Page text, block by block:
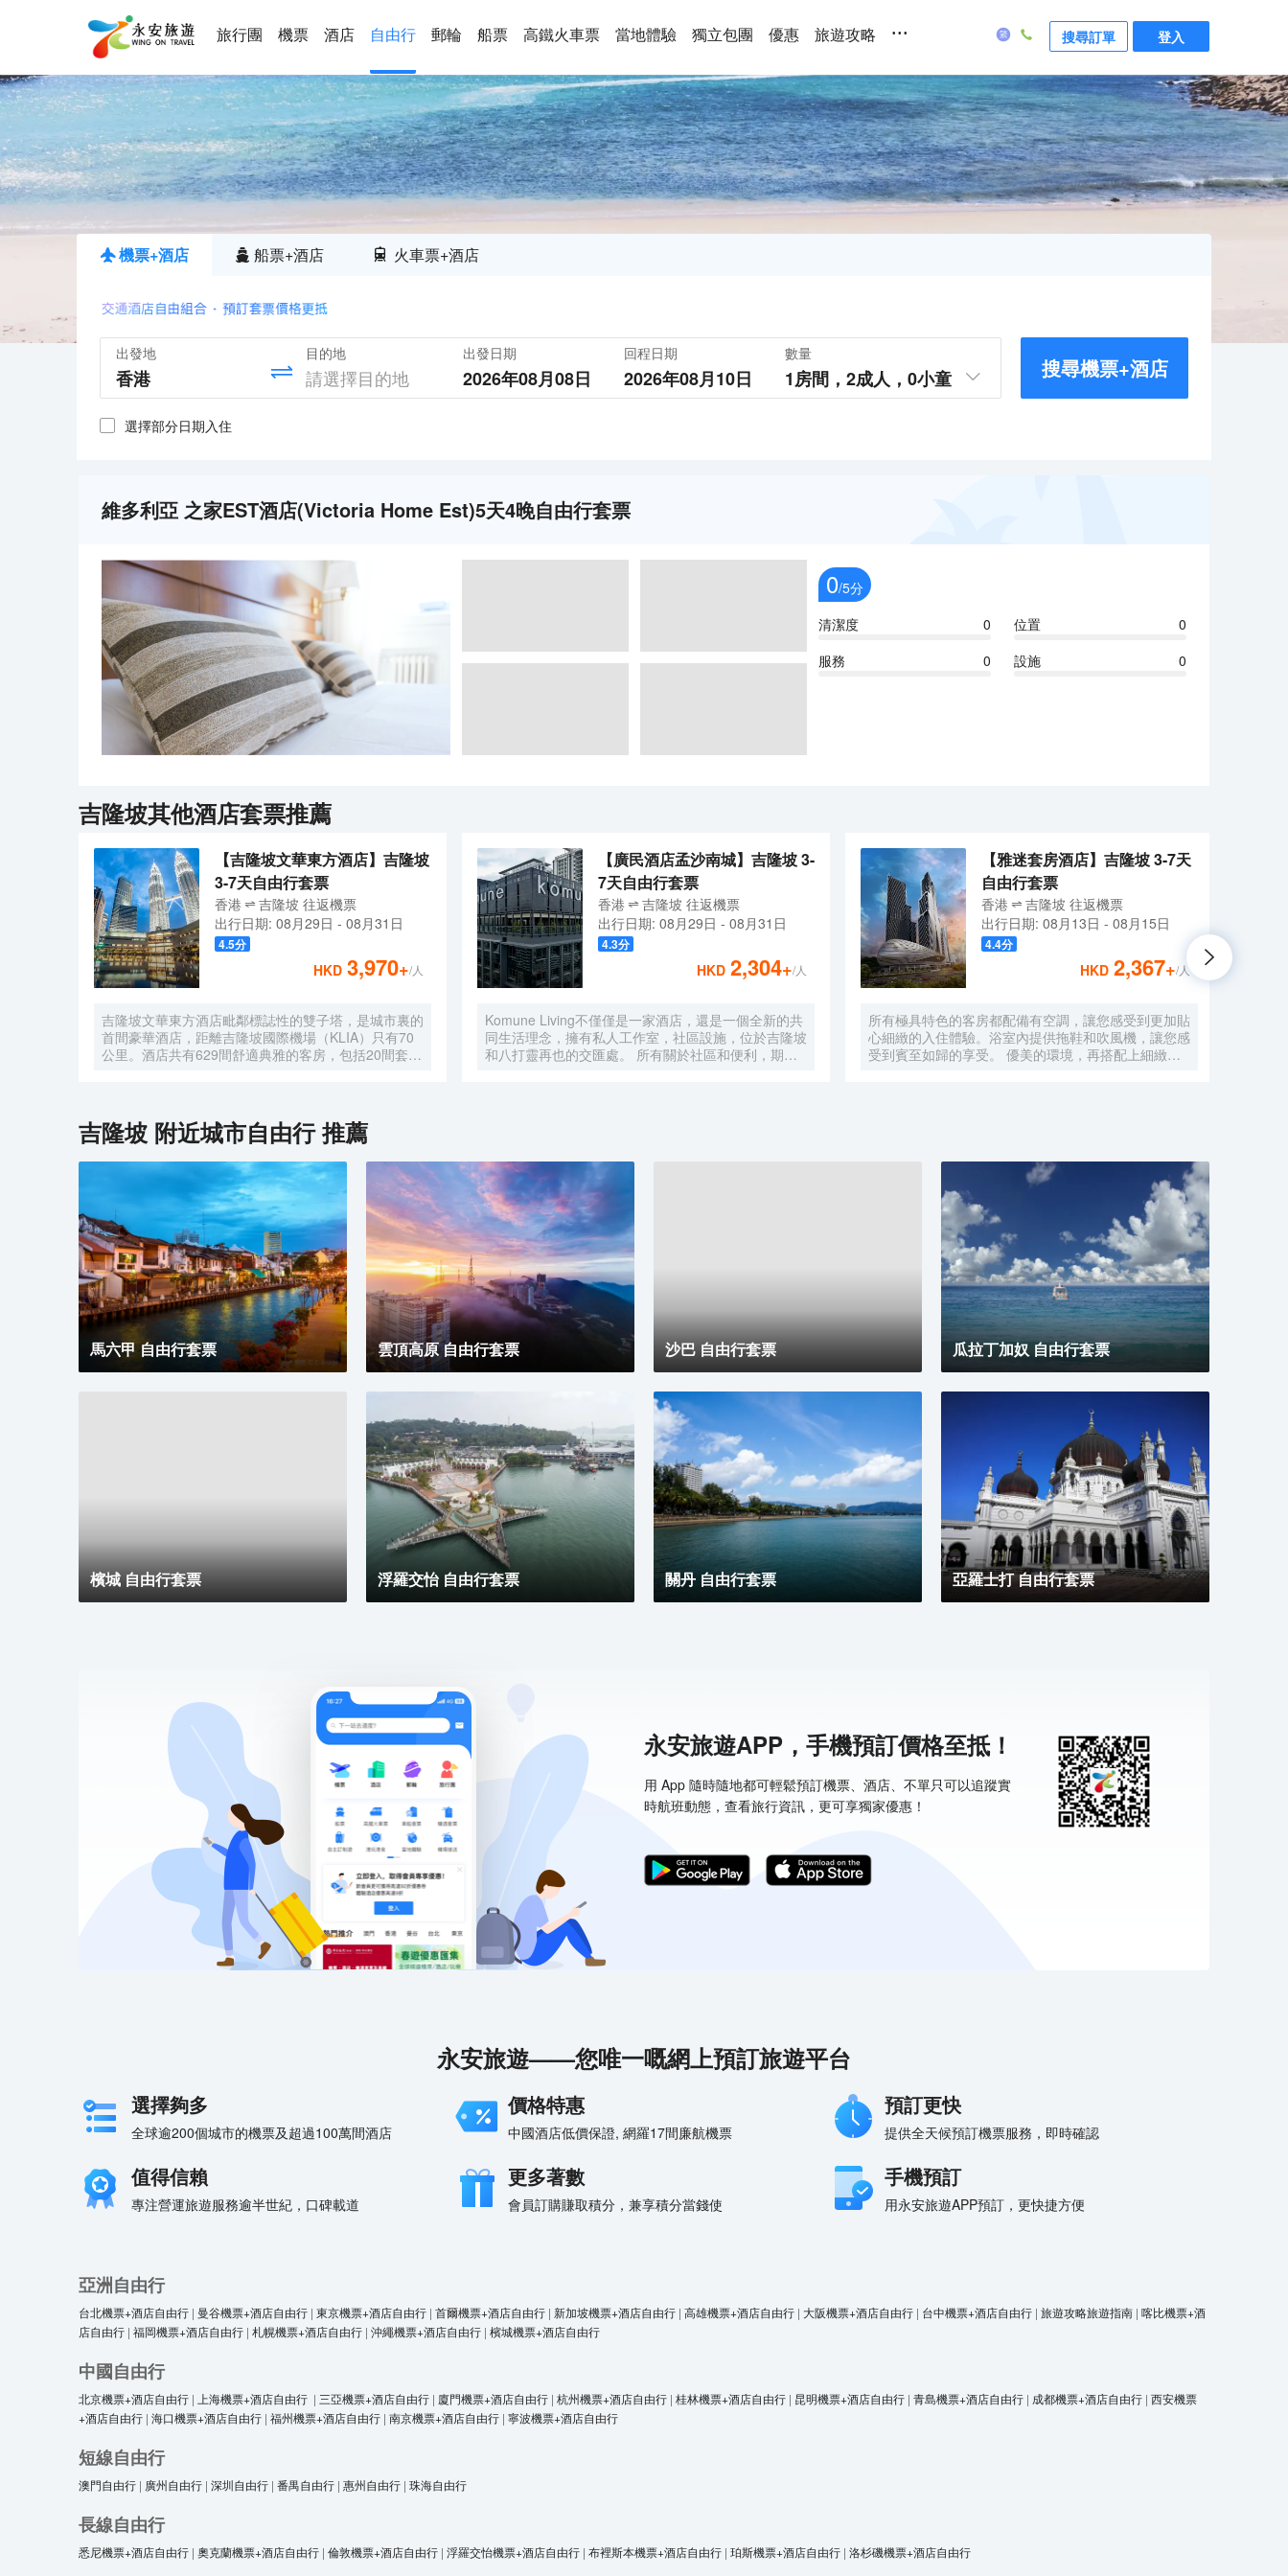
旅行團 機票 酒店 自由行 郵輪 船票 高鐵火車票 當地體驗 獨立包團 優惠 旅遊攻略 ... 搜尋訂單 登入
機票+酒店 船票+酒店 火車票+酒店
出發地 目的地 出發日期
2026年08月08日
回程日期
2026年08月10日
數量
1房間， 2成人， 0小童 搜尋機票+酒店
選擇部分日期入住
維多利亞 之家EST酒店(Victoria Home Est)5天4晚自由行套票
0/5分
清潔度
0 位置
0
服務
0 設施 0
吉隆坡其他酒店套票推薦
【吉隆坡文華東方酒店】吉隆坡
3-7天自由行套票
香港 吉隆坡 往返機票
出行日期: 08月29日 - 08月31日
4.5分
HKD 3,970+/人
吉隆坡文華東方酒店毗鄰標誌性的雙子塔，是城市裏的
首間豪華酒店，距離吉隆坡國際機場（KLIA）只有70
公里。酒店共有629間舒適典雅的客房，包括20間套房
人可專享文華東方會行政貴賓廊設施的優待。客人可以
在房內免費上網。酒店內的餐飲和酒吧令人更加難忘。
客人可以在酒店的7間餐廳，酒吧和休息室盡情享受或
舉辦慶祝活動。酒店設有豐富的會議和宴會設施，包括
一個可容納1,800位賓客的無柱式大宴會廳，鑽石宴會
廳也可容納500位客人。酒店的16個功能室都配備了可
用於研討會，國際會議，展覽，婚禮等活動的視聽設
備。文華東方酒店活力俱樂部及水療中心為賓客提供一
個寧靜的氛圍，完善的健身設備和一流的温泉理療。客
人可以在酒店游泳池內暢遊，欣賞KLCC公園如畫般的
風景。
【廣民酒店孟沙南城】吉隆坡 3-
7天自由行套票
香港 吉隆坡 往返機票
出行日期: 08月29日 - 08月31日
4.3分
HKD 2,304+/人
Komune Living不僅僅是一家酒店，還是一個全新的共
同生活理念，擁有私人工作室，社區設施，位於吉隆坡
和八打靈再也的交匯處。 所有關於社區和便利，期待
【雅迷套房酒店】吉隆坡 3-7天
自由行套票
香港 吉隆坡 往返機票
出行日期: 08月13日 - 08月15日
4.4分
HKD 2,367+/人
所有極具特色的客房都配備有空調，讓您感受到更加貼
心細緻的入住體驗。浴室內提供拖鞋和吹風機，讓您感
受到賓至如歸的享受。 優美的環境，再搭配上細緻周
吉隆坡 附近城市自由行 推薦
馬六甲 自由行套票 雲頂高原 自由行套票 沙巴 自由行套票 瓜拉丁加奴 自由行套票
檳城 自由行套票 浮羅交怡 自由行套票 關丹 自由行套票 亞羅士打 自由行套票
永安旅遊APP，手機預訂價格至抵！
用 App 隨時隨地都可輕鬆預訂機票、酒店、不單只可以追蹤實
時航班動態，查看旅行資訊，更可享獨家優惠！
永安旅遊——您唯一嘅網上預訂旅遊平台
選擇夠多
全球逾200個城市的機票及超過100萬間酒店
價格特惠
中國酒店低價保證, 網羅17間廉航機票
預訂更快
提供全天候預訂機票服務，即時確認
值得信賴
專注營運旅遊服務逾半世紀，口碑載道
更多著數
會員訂購賺取積分，兼享積分當錢使
手機預訂
用永安旅遊APP預訂，更快捷方便
亞洲自由行
台北機票+酒店自由行 | 曼谷機票+酒店自由行 | 東京機票+酒店自由行 | 首爾機票+酒店自由行 | 新加坡機票+酒店自由行 | 高雄機票+酒店自由行 | 大阪機票+酒店自由行 | 台中機票+酒店自由行 | 旅遊攻略旅遊指南 | 喀比機票+酒
店自由行 | 福岡機票+酒店自由行 | 札幌機票+酒店自由行 | 沖繩機票+酒店自由行 | 檳城機票+酒店自由行
中國自由行
北京機票+酒店自由行 | 上海機票+酒店自由行 | 三亞機票+酒店自由行 | 廈門機票+酒店自由行 | 杭州機票+酒店自由行 | 桂林機票+酒店自由行 | 昆明機票+酒店自由行 | 青島機票+酒店自由行 | 成都機票+酒店自由行 | 西安機票
+酒店自由行 | 海口機票+酒店自由行 | 福州機票+酒店自由行 | 南京機票+酒店自由行 | 寧波機票+酒店自由行
短線自由行
澳門自由行 | 廣州自由行 | 深圳自由行 | 番禺自由行 | 惠州自由行 | 珠海自由行
長線自由行
悉尼機票+酒店自由行 | 奧克蘭機票+酒店自由行 | 倫敦機票+酒店自由行 | 浮羅交怡機票+酒店自由行 | 布裡斯本機票+酒店自由行 | 珀斯機票+酒店自由行 | 洛杉磯機票+酒店自由行